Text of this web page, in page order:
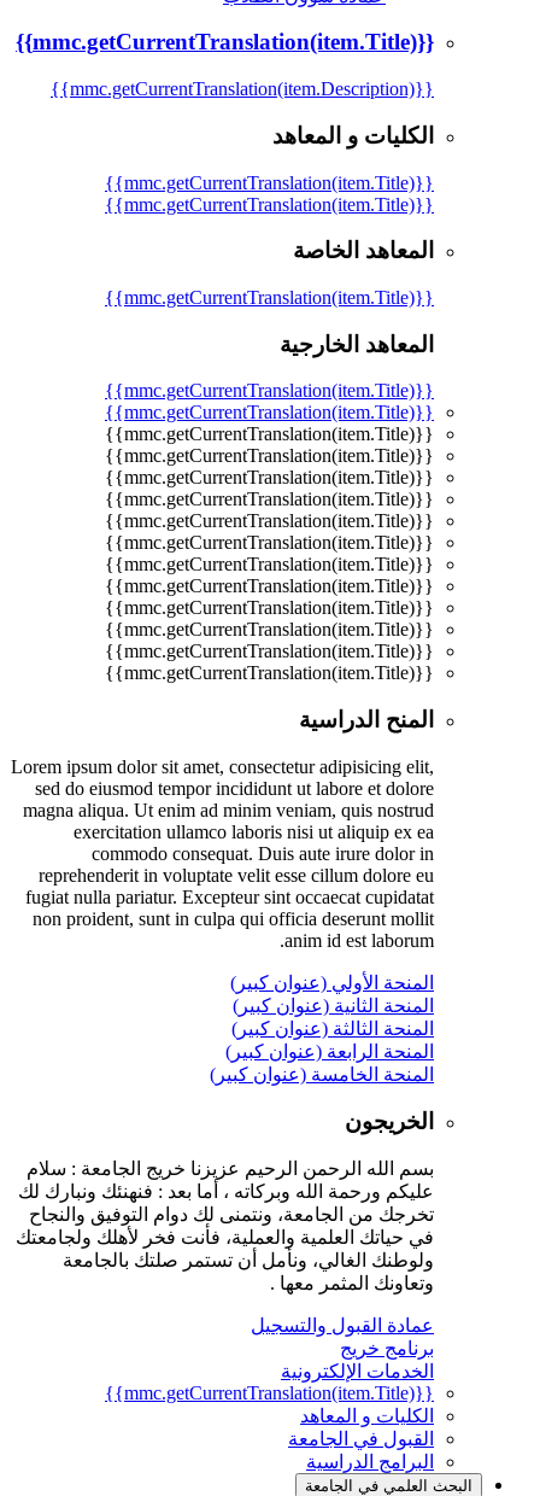
{{mmc.getCurrentTranslation(item.Title)}}
{{mmc.getCurrentTranslation(item.Description)}}
الكليات و المعاهد
{{mmc.getCurrentTranslation(item.Title)}}
{{mmc.getCurrentTranslation(item.Title)}}
المعاهد الخاصة
{{mmc.getCurrentTranslation(item.Title)}}
المعاهد الخارجية
{{mmc.getCurrentTranslation(item.Title)}}
{{mmc.getCurrentTranslation(item.Title)}}
{{mmc.getCurrentTranslation(item.Title)}}
{{mmc.getCurrentTranslation(item.Title)}}
{{mmc.getCurrentTranslation(item.Title)}}
{{mmc.getCurrentTranslation(item.Title)}}
{{mmc.getCurrentTranslation(item.Title)}}
{{mmc.getCurrentTranslation(item.Title)}}
{{mmc.getCurrentTranslation(item.Title)}}
{{mmc.getCurrentTranslation(item.Title)}}
{{mmc.getCurrentTranslation(item.Title)}}
{{mmc.getCurrentTranslation(item.Title)}}
{{mmc.getCurrentTranslation(item.Title)}}
{{mmc.getCurrentTranslation(item.Title)}}
المنح الدراسية
Lorem ipsum dolor sit amet, consectetur adipisicing elit,
sed do eiusmod tempor incididunt ut labore et dolore
magna aliqua. Ut enim ad minim veniam, quis nostrud
exercitation ullamco laboris nisi ut aliquip ex ea
commodo consequat. Duis aute irure dolor in
reprehenderit in voluptate velit esse cillum dolore eu
fugiat nulla pariatur. Excepteur sint occaecat cupidatat
non proident, sunt in culpa qui officia deserunt mollit
anim id est laborum.
المنحة الأولي (عنوان كبير)
المنحة الثانية (عنوان كبير)
المنحة الثالثة (عنوان كبير)
المنحة الرابعة (عنوان كبير)
المنحة الخامسة (عنوان كبير)
الخريجون
بسم الله الرحمن الرحيم عزيزنا خريج الجامعة : سلام
عليكم ورحمة الله وبركاته ، أما بعد : فنهنئك ونبارك لك
تخرجك من الجامعة، ونتمنى لك دوام التوفيق والنجاح
في حياتك العلمية والعملية، فأنت فخر لأهلك ولجامعتك
ولوطنك الغالي، ونأمل أن تستمر صلتك بالجامعة
وتعاونك المثمر معها .
عمادة القبول والتسجيل
برنامج خريج
الخدمات الإلكترونية
{{mmc.getCurrentTranslation(item.Title)}}
الكليات و المعاهد
القبول في الجامعة
البرامج الدراسية
البحث العلمي في الجامعة